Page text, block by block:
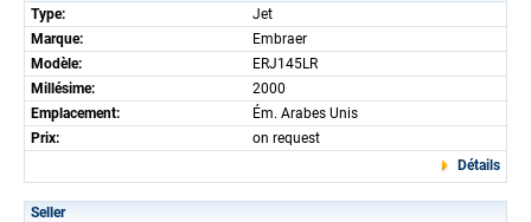
Type:
Jet
Marque:
Embraer
Modèle:
ERJ145LR
Millésime:
2000
Emplacement:
Ém. Arabes Unis
Prix:
on request
Détails
Seller